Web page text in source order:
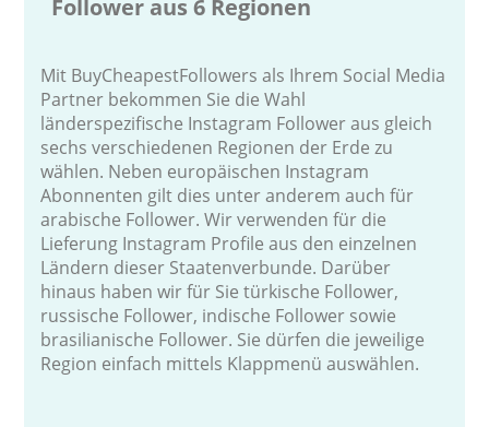
Follower aus 6 Regionen
Mit BuyCheapestFollowers als Ihrem Social Media
Partner bekommen Sie die Wahl
länderspezifische Instagram Follower aus gleich
sechs verschiedenen Regionen der Erde zu
wählen. Neben europäischen Instagram
Abonnenten gilt dies unter anderem auch für
arabische Follower. Wir verwenden für die
Lieferung Instagram Profile aus den einzelnen
Ländern dieser Staatenverbunde. Darüber
hinaus haben wir für Sie türkische Follower,
russische Follower, indische Follower sowie
brasilianische Follower. Sie dürfen die jeweilige
Region einfach mittels Klappmenü auswählen.